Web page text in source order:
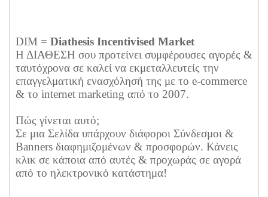
DIM = Diathesis Incentivised Market
Η ΔΙΑΘΕΣΗ σου προτείνει συμφέρουσες αγορές &
ταυτόχρονα σε καλεί να εκμεταλλευτείς την
επαγγελματική ενασχόλησή της με το e-commerce
& το internet marketing από το 2007.
Πώς γίνεται αυτό;
Σε μια Σελίδα υπάρχουν διάφοροι Σύνδεσμοι &
Banners διαφημιζομένων & προσφορών. Κάνεις
κλικ σε κάποια από αυτές & προχωράς σε αγορά
από το ηλεκτρονικό κατάστημα!